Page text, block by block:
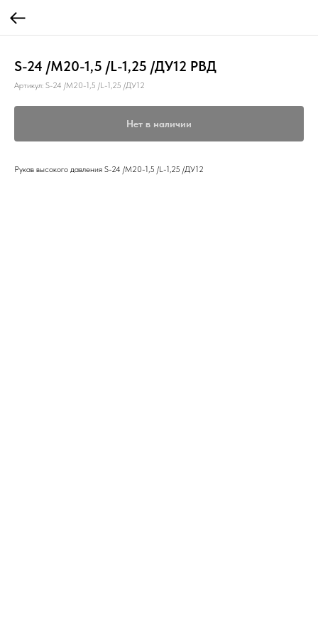
S-24 /М20-1,5 /L-1,25 /ДУ12 РВД
Артикул: S-24 /М20-1,5 /L-1,25 /ДУ12
Нет в наличии
Рукав высокого давления S-24 /М20-1,5 /L-1,25 /ДУ12